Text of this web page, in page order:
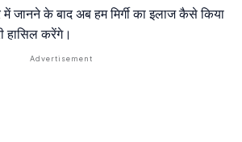
में जानने के बाद अब हम मिर्गी का इलाज कैसे किया
हासिल करेंगे।